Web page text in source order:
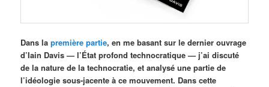
Dans lapremière partie, en me basant sur le dernier ouvrage
d’Iain Davis — l’État profond technocratique — j’ai discuté
de la nature de la technocratie, et analysé une partie de
l’idéologie sous-jacente à ce mouvement. Dans cette